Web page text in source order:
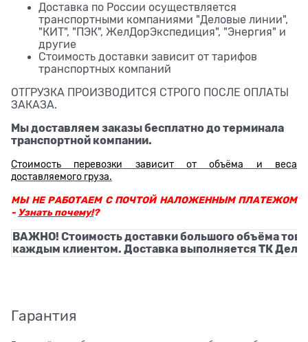
Доставка по России осуществляется
транспортными компаниями "Деловые линии",
"КИТ", "ПЭК", ЖелДорЭкспедиция", "Энергия" и
другие
Стоимость доставки зависит от тарифов
транспортных компаний
ОТГРУЗКА ПРОИЗВОДИТСЯ СТРОГО ПОСЛЕ ОПЛАТЫ
ЗАКАЗА.
Мы доставляем заказы бесплатно до терминала
транспортной компании.
Стоимость перевозки зависит от объёма и веса
доставляемого груза.
МЫ НЕ РАБОТАЕМ С ПОЧТОЙ НАЛОЖЕННЫМ ПЛАТЕЖОМ
- Узнать почему!?
ВАЖНО! Стоимость доставки большого объёма
каждым клиентом. Доставка выполняется ТК
Гарантия